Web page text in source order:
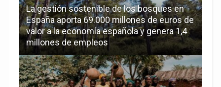
La gestión sostenible de los bosques en
España aporta 69.000 millones de euros de
valor a la economía española y genera 1,4
millones de empleos